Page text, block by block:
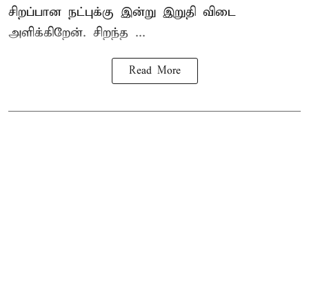
சிறப்பான நட்புக்கு இன்று இறுதி விடை
அளிக்கிறேன். சிறந்த ...
Read More